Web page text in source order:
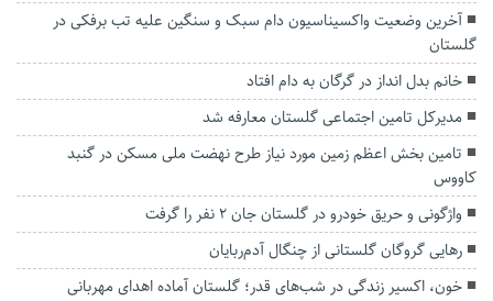
آخرین وضعیت واکسیناسیون دام سبک و سنگین علیه تب برفکی در
گلستان
خانم بدل انداز در گرگان به دام افتاد
مدیرکل تامین اجتماعی گلستان معارفه شد
تامین بخش اعظم زمین مورد نیاز طرح نهضت ملی مسکن در گنبد
کاووس
واژگونی و حریق خودرو در گلستان جان ۲ نفر را گرفت
رهایی گروگان گلستانی از چنگال آدم‌ربایان
خون، اکسیر زندگی در شب‌های قدر؛ گلستان آماده اهدای مهربانی